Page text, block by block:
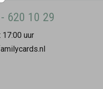
620 10 29
uur